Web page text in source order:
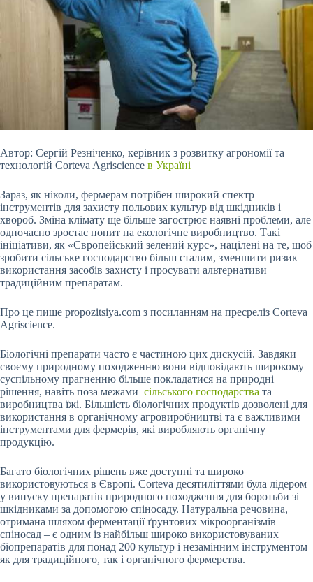
Автор: Сергій Резніченко, керівник з розвитку агрономії та
технологій Corteva Agriscience в Україні
Зараз, як ніколи, фермерам потрібен широкий спектр
інструментів для захисту польових культур від шкідників і
хвороб. Зміна клімату ще більше загострює наявні проблеми, але
одночасно зростає попит на екологічне виробництво. Такі
ініціативи, як «Європейський зелений курс», націлені на те, щоб
зробити сільське господарство більш сталим, зменшити ризик
використання засобів захисту і просувати альтернативи
традиційним препаратам.
Про це пише propozitsiya.com з посиланням на пресреліз Corteva
Agriscience.
Біологічні препарати часто є частиною цих дискусій. Завдяки
своєму природному походженню вони відповідають широкому
суспільному прагненню більше покладатися на природні
рішення, навіть поза межами сільського господарства та
виробництва їжі. Більшість біологічних продуктів дозволені для
використання в органічному агровиробництві та є важливими
інструментами для фермерів, які виробляють органічну
продукцію.
Багато біологічних рішень вже доступні та широко
використовуються в Європі. Corteva десятиліттями була лідером
у випуску препаратів природного походження для боротьби зі
шкідниками за допомогою спіносаду. Натуральна речовина,
отримана шляхом ферментації ґрунтових мікроорганізмів –
спіносад – є одним із найбільш широко використовуваних
біопрепаратів для понад 200 культур і незамінним інструментом
як для традиційного, так і органічного фермерства.